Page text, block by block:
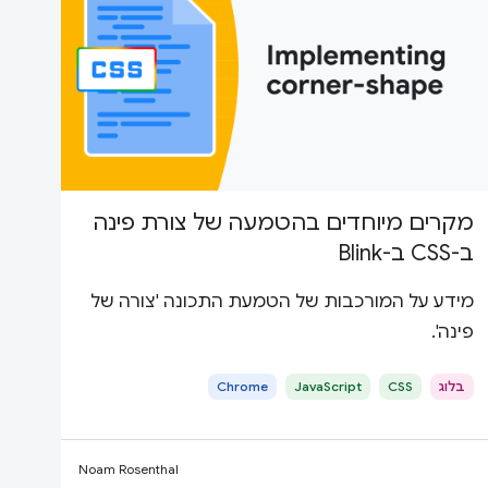
מקרים מיוחדים בהטמעה של צורת פינה
ב-CSS ב-Blink
מידע על המורכבות של הטמעת התכונה 'צורה של
פינה'.
בלוג CSS
JavaScript
Chrome
Noam Rosenthal